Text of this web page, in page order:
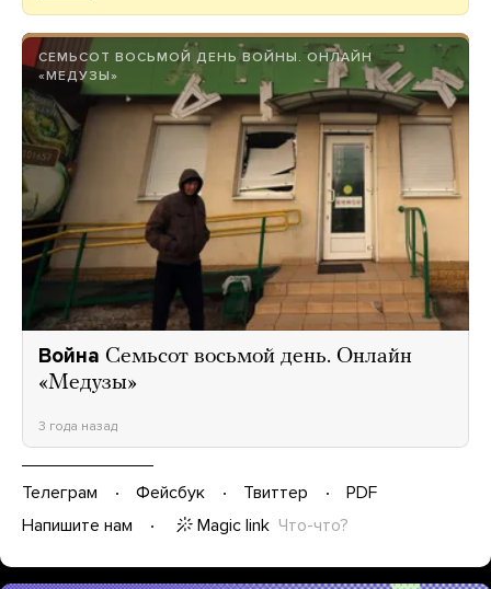
СЕМЬСОТ ВОСЬМОЙ ДЕНЬ ВОЙНЫ. ОНЛАЙН
«МЕДУЗЫ»
Война Семьсот восьмой день. Онлайн
«Медузы»
3 года назад
Телеграм Фейсбук Твиттер
PDF
Напишите нам
Magic link Что-что?